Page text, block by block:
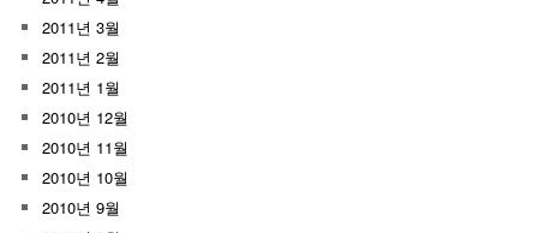
2011년 3월
2011년 2월
2011년 1월
2010년 12월
2010년 11월
2010년 10월
2010년 9월